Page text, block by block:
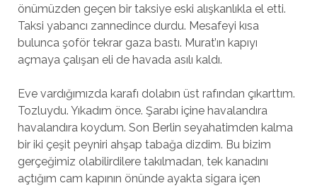
önümüzden geçen bir taksiye eski alışkanlıkla el etti.
Taksi yabancı zannedince durdu. Mesafeyi kısa
bulunca şoför tekrar gaza bastı. Murat’ın kapıyı
açmaya çalışan eli de havada asılı kaldı.
Eve vardığımızda karafı dolabın üst rafından çıkarttım.
Tozluydu. Yıkadım önce. Şarabı içine havalandıra
havalandıra koydum. Son Berlin seyahatimden kalma
bir iki çeşit peyniri ahşap tabağa dizdim. Bu bizim
gerçeğimiz olabilirdilere takılmadan, tek kanadını
açtığım cam kapının önünde ayakta sigara içen